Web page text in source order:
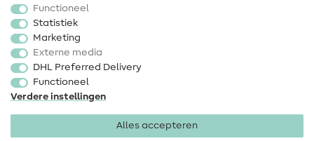
Fournituren
Sale
Functioneel
Statistiek
Marketing
Externe media
DHL Preferred Delivery
Functioneel
Verdere instellingen
Alles accepteren
Colofon
Privacy Algemene voorwaarden